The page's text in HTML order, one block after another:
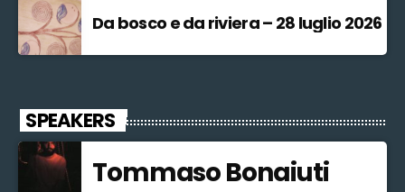
Da bosco e da riviera – 28 luglio 2026
SPEAKERS
Tommaso Bonaiuti